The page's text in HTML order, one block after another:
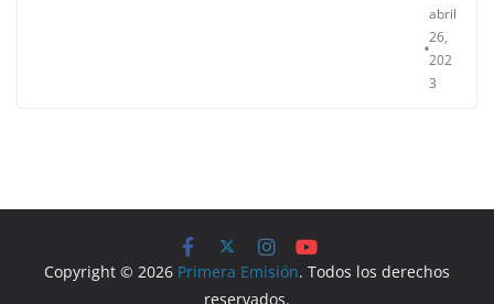
abril
26,
202
3
Copyright © 2026 Primera Emisión. Todos los derechos
reservados.